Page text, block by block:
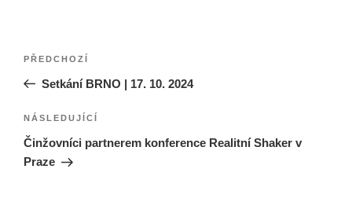
Navigace
příspěvek
Předchozí
příspěvek
PŘEDCHOZÍ
Setkání BRNO | 17. 10. 2024
Následující
příspěvek
NÁSLEDUJÍCÍ
Činžovníci partnerem konference Realitní Shaker v
Praze